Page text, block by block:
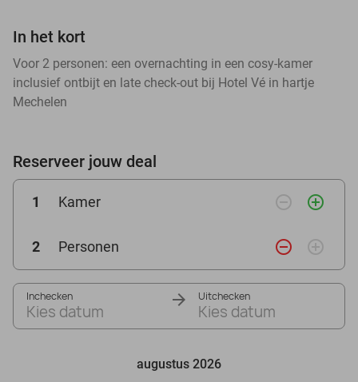
In het kort
Voor 2 personen: een overnachting in een cosy-kamer
inclusief ontbijt en late check-out bij Hotel Vé in hartje
Mechelen
Reserveer jouw deal
1 Kamer remove_circle_outline add_circle_outline
2 Personen remove_circle_outline add_circle_outline
Inchecken
Kies datum
Uitchecken
Kies datum
augustus 2026